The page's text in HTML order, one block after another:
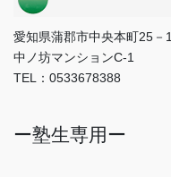
愛知県蒲郡市中央本町25－1
中ノ坊マンションC-1
TEL：0533678388
ー塾生専用ー